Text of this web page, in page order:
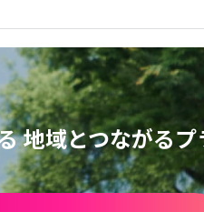
地域とつながる